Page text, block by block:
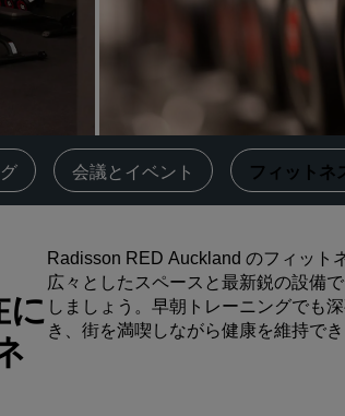
‌会議とイベント フィットネ
Radisson RED Auckland のフィット
広々としたスペースと最新鋭の設備
しましょう。早朝トレーニングでも
き、街を満喫しながら健康を維持で